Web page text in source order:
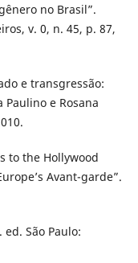
no Brasil”.
v. 0, n. 45, p. 87,
e transgressão:
e Rosana
to the Hollywood
Avant-garde”.
ed. São Paulo: